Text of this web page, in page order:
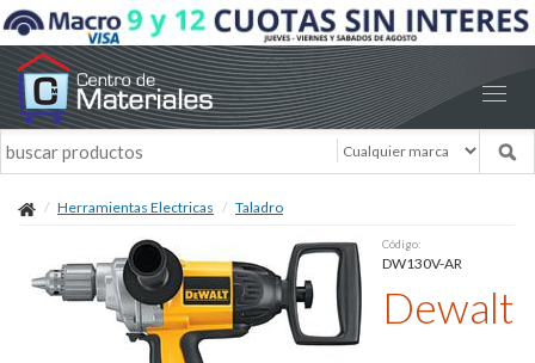
Herramientas Electricas Taladro
Código:
DW130V-AR
Dewalt